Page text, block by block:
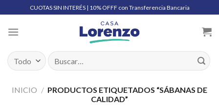
to
content
CUOTAS SIN INTERÉS | 10% OFFF con Transferencia Bancaria
Buscar
por:
INICIO / PRODUCTOS ETIQUETADOS “SÁBANAS DE
CALIDAD”